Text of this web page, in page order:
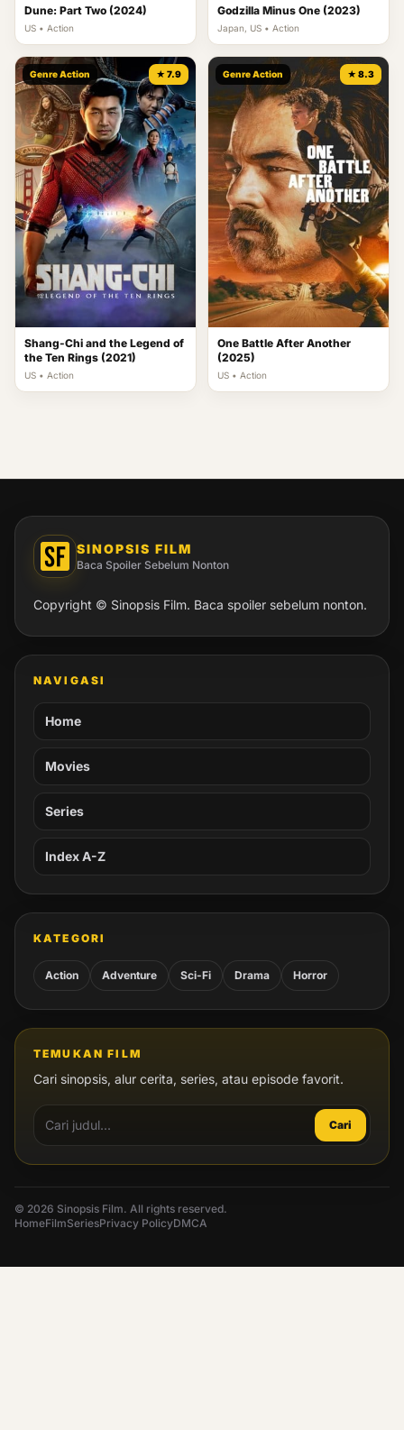
Dune: Part Two (2024)
US • Action
Godzilla Minus One (2023)
Japan, US • Action
Genre Action ★ 7.9
Shang-Chi and the Legend of
the Ten Rings (2021)
US • Action
Genre Action ★ 8.3
One Battle After Another
(2025)
US • Action
SINOPSIS FILM
Baca Spoiler Sebelum Nonton
Copyright © Sinopsis Film. Baca spoiler sebelum nonton.
NAVIGASI
Home
Movies
Series
Index A-Z
KATEGORI
Action Adventure Sci-Fi Drama Horror
TEMUKAN FILM
Cari sinopsis, alur cerita, series, atau episode favorit.
Cari
© 2026 Sinopsis Film. All rights reserved.
HomeFilmSeriesPrivacy PolicyDMCA